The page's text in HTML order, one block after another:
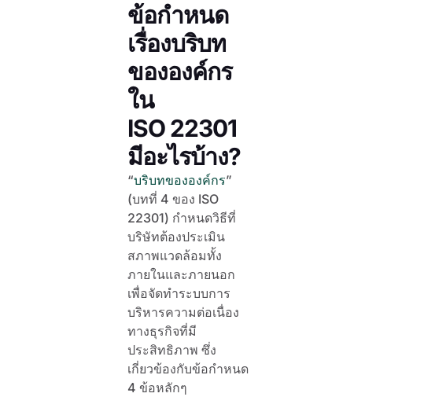
ข้อกำหนด
เรื่องบริบท
ขององค์กร
ใน
ISO 22301
มีอะไรบ้าง?
“บริบทขององค์กร”
(บทที่ 4 ของ ISO
22301) กำหนดวิธีที่
บริษัทต้องประเมิน
สภาพแวดล้อมทั้ง
ภายในและภายนอก
เพื่อจัดทำระบบการ
บริหารความต่อเนื่อง
ทางธุรกิจที่มี
ประสิทธิภาพ ซึ่ง
เกี่ยวข้องกับข้อกำหนด
4 ข้อหลักๆ